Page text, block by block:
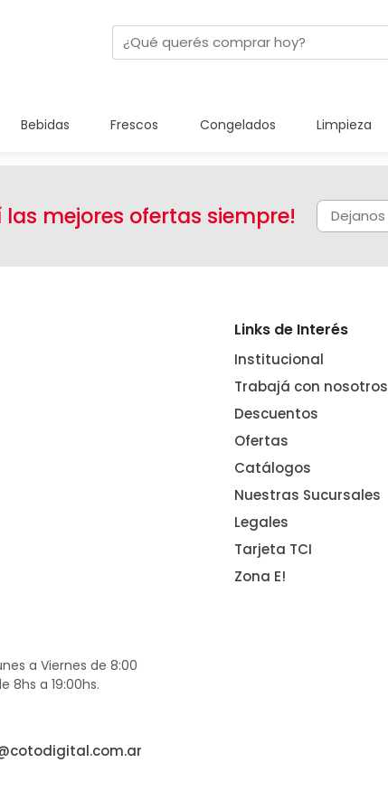
Bebidas Frescos Congelados Limpieza
las mejores ofertas siempre!
Links de Interés
Institucional
Trabajá con nosotros
Descuentos
Ofertas
Catálogos
Nuestras Sucursales
Legales
Tarjeta TCI
Zona E!
a Viernes de 8:00
8hs a 19:00hs.